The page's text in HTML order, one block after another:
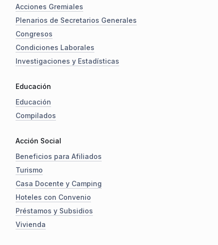
Acciones Gremiales
Plenarios de Secretarios Generales
Congresos
Condiciones Laborales
Investigaciones y Estadísticas
Educación
Educación
Compilados
Acción Social
Beneficios para Afiliados
Turismo
Casa Docente y Camping
Hoteles con Convenio
Préstamos y Subsidios
Vivienda